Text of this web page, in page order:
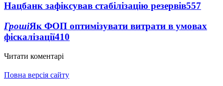
Нацбанк зафіксував стабілізацію резервів557
ГрошіЯк ФОП оптимізувати витрати в умовах
фіскалізації410
Читати коментарі
Повна версія сайту